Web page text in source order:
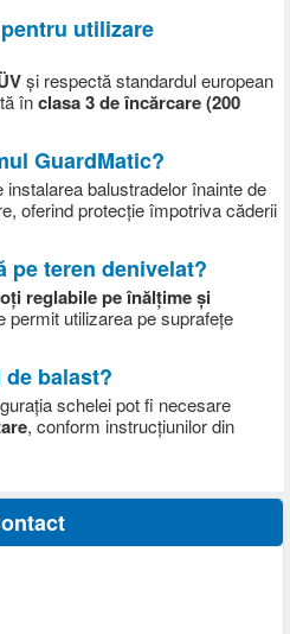
utilizare
și respectă standardul european
înclasa 3 de încărcare (200
GuardMatic?
instalarea balustradelor înainte de
oferind protecție împotriva căderii
pe teren denivelat?
reglabile pe înălțime și
permit utilizarea pe suprafețe
balast?
schelei pot fi necesare
, conform instrucțiunilor din